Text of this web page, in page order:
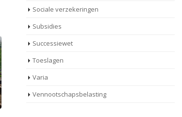
Sociale verzekeringen
Subsidies
Successiewet
Toeslagen
Varia
Vennootschapsbelasting